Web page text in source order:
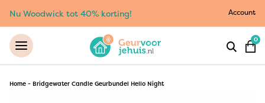
Nu Woodwick tot 40% korting! Account
0
Home - Bridgewater Candle Geurbundel Hello Night